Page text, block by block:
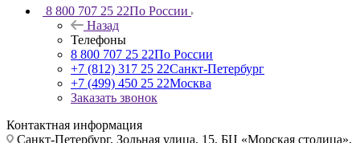
8 800 707 25 22По России
Назад
Телефоны
8 800 707 25 22По России
+7 (812) 317 25 22Санкт-Петербург
+7 (499) 450 25 22Москва
Заказать звонок
Контактная информация
Санкт-Петербург, Зольная улица, 15, БЦ «Морская столица»,